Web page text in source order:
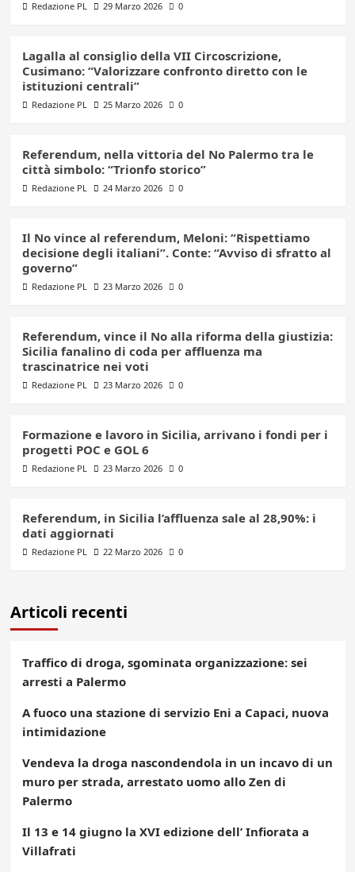
Redazione PL 29 Marzo 2026 0
Lagalla al consiglio della VII Circoscrizione,
Cusimano: “Valorizzare confronto diretto con le
istituzioni centrali”
Redazione PL 25 Marzo 2026 0
Referendum, nella vittoria del No Palermo tra le
città simbolo: “Trionfo storico”
Redazione PL 24 Marzo 2026 0
Il No vince al referendum, Meloni: “Rispettiamo
decisione degli italiani”. Conte: “Avviso di sfratto al
governo”
Redazione PL 23 Marzo 2026 0
Referendum, vince il No alla riforma della giustizia:
Sicilia fanalino di coda per affluenza ma
trascinatrice nei voti
Redazione PL 23 Marzo 2026 0
Formazione e lavoro in Sicilia, arrivano i fondi per i
progetti POC e GOL 6
Redazione PL 23 Marzo 2026 0
Referendum, in Sicilia l’affluenza sale al 28,90%: i
dati aggiornati
Redazione PL 22 Marzo 2026 0
Articoli recenti
Traffico di droga, sgominata organizzazione: sei
arresti a Palermo
A fuoco una stazione di servizio Eni a Capaci, nuova
intimidazione
Vendeva la droga nascondendola in un incavo di un
muro per strada, arrestato uomo allo Zen di
Palermo
Il 13 e 14 giugno la XVI edizione dell’ Infiorata a
Villafrati